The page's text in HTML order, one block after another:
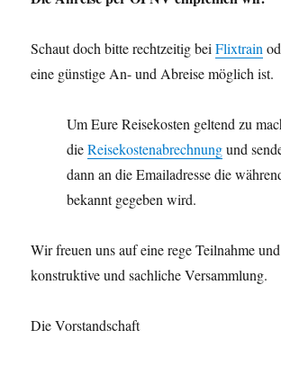
Schaut doch bitte rechtzeitig beiFlixtrain
eine günstige An- und Abreise möglich ist.
Um Eure Reisekosten geltend zu
dieReisekostenabrechnungund
dann an die Emailadresse die
bekannt gegeben wird.
Wir freuen uns auf eine rege Teilnahme
konstruktive und sachliche Versammlung.
Die Vorstandschaft